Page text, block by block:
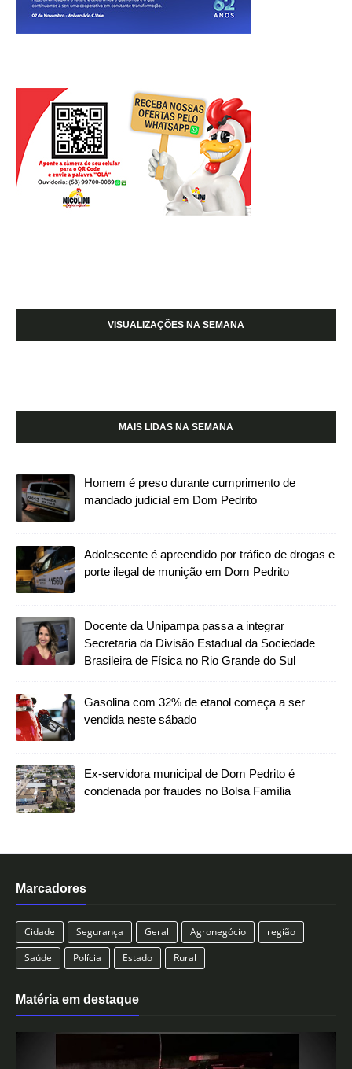
VISUALIZAÇÕES NA SEMANA
MAIS LIDAS NA SEMANA
Homem é preso durante cumprimento de
mandado judicial em Dom Pedrito
Adolescente é apreendido por tráfico de drogas e
porte ilegal de munição em Dom Pedrito
Docente da Unipampa passa a integrar
Secretaria da Divisão Estadual da Sociedade
Brasileira de Física no Rio Grande do Sul
Gasolina com 32% de etanol começa a ser
vendida neste sábado
Ex-servidora municipal de Dom Pedrito é
condenada por fraudes no Bolsa Família
Marcadores
Cidade Segurança Geral Agronegócio
região
Saúde
Polícia Estado Rural
Matéria em destaque